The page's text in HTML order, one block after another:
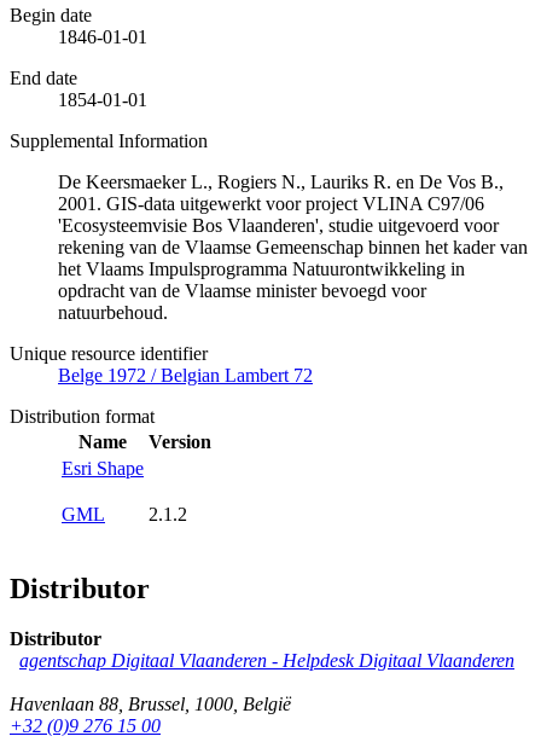
Begin date
1846-01-01
End date
1854-01-01
Supplemental Information
De Keersmaeker L., Rogiers N., Lauriks R. en De Vos B.,
2001. GIS-data uitgewerkt voor project VLINA C97/06
'Ecosysteemvisie Bos Vlaanderen', studie uitgevoerd voor
rekening van de Vlaamse Gemeenschap binnen het kader van
het Vlaams Impulsprogramma Natuurontwikkeling in
opdracht van de Vlaamse minister bevoegd voor
natuurbehoud.
Unique resource identifier
Belge 1972 / Belgian Lambert 72
Distribution format
Name
Version
Esri Shape
GML 2.1.2
Distributor
Distributor
agentschap Digitaal Vlaanderen - Helpdesk Digitaal Vlaanderen
Havenlaan 88, Brussel, 1000, België
+32 (0)9 276 15 00